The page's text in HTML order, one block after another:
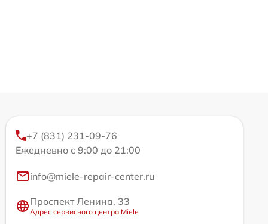
+7 (831) 231-09-76
Ежедневно с 9:00 до 21:00
info@miele-repair-center.ru
Проспект Ленина, 33
Адрес сервисного центра Miele